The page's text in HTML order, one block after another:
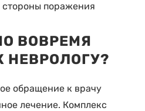
стороны поражения
ВОВРЕМЯ
НЕВРОЛОГУ?
обращение к врачу
лечение. Комплекс